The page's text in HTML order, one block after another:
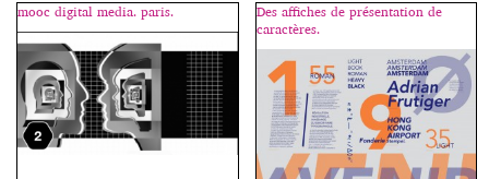
mooc digital media. paris.
Des affiches de présentation de
caractères.